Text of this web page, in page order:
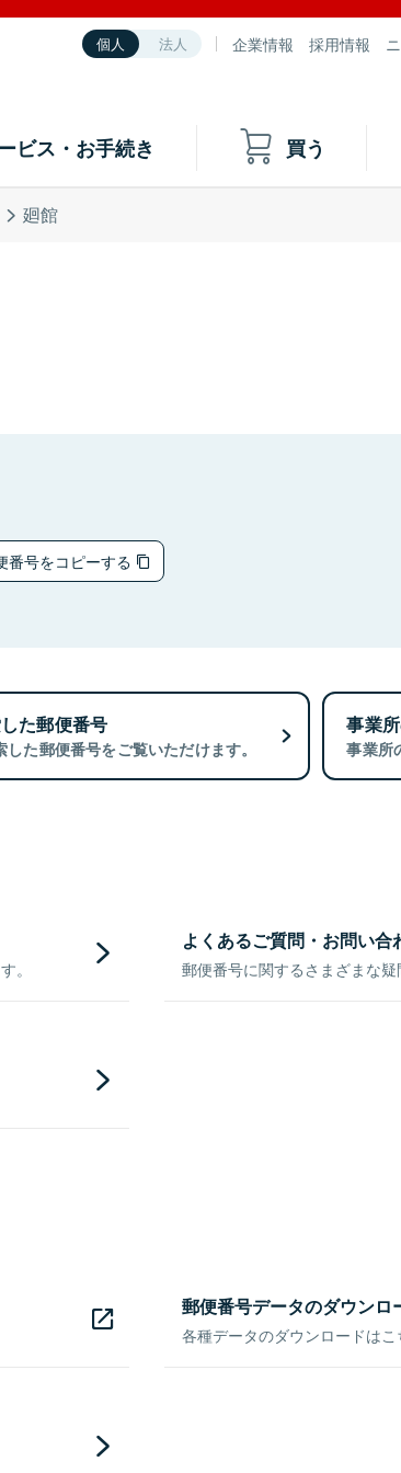
個人 法人 企業情報 採用情報
ビス・お手続き 買う
廻館
番号をコピーする
た郵便番号
した郵便番号をご覧いただけます。
事業
事業所
。
よくあるご質問・お問い合
郵便番号に関するさまざまな疑
郵便番号データのダウンロ
各種データのダウンロードは